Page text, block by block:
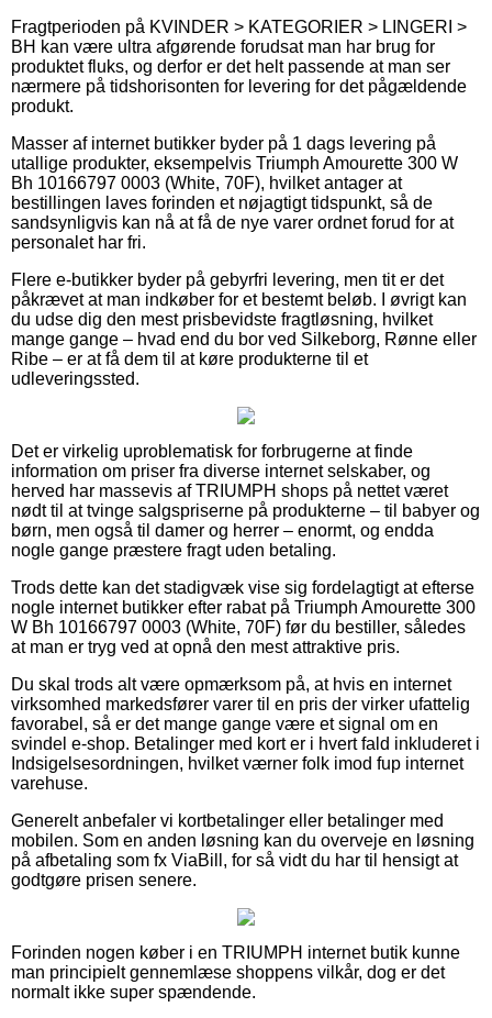
Fragtperioden på KVINDER > KATEGORIER > LINGERI >
BH kan være ultra afgørende forudsat man har brug for
produktet fluks, og derfor er det helt passende at man ser
nærmere på tidshorisonten for levering for det pågældende
produkt.
Masser af internet butikker byder på 1 dags levering på
utallige produkter, eksempelvis Triumph Amourette 300 W
Bh 10166797 0003 (White, 70F), hvilket antager at
bestillingen laves forinden et nøjagtigt tidspunkt, så de
sandsynligvis kan nå at få de nye varer ordnet forud for at
personalet har fri.
Flere e-butikker byder på gebyrfri levering, men tit er det
påkrævet at man indkøber for et bestemt beløb. I øvrigt kan
du udse dig den mest prisbevidste fragtløsning, hvilket
mange gange – hvad end du bor ved Silkeborg, Rønne eller
Ribe – er at få dem til at køre produkterne til et
udleveringssted.
Det er virkelig uproblematisk for forbrugerne at finde
information om priser fra diverse internet selskaber, og
herved har massevis af TRIUMPH shops på nettet været
nødt til at tvinge salgspriserne på produkterne – til babyer og
børn, men også til damer og herrer – enormt, og endda
nogle gange præstere fragt uden betaling.
Trods dette kan det stadigvæk vise sig fordelagtigt at efterse
nogle internet butikker efter rabat på Triumph Amourette 300
W Bh 10166797 0003 (White, 70F) før du bestiller, således
at man er tryg ved at opnå den mest attraktive pris.
Du skal trods alt være opmærksom på, at hvis en internet
virksomhed markedsfører varer til en pris der virker ufattelig
favorabel, så er det mange gange være et signal om en
svindel e-shop. Betalinger med kort er i hvert fald inkluderet i
Indsigelsesordningen, hvilket værner folk imod fup internet
varehuse.
Generelt anbefaler vi kortbetalinger eller betalinger med
mobilen. Som en anden løsning kan du overveje en løsning
på afbetaling som fx ViaBill, for så vidt du har til hensigt at
godtgøre prisen senere.
Forinden nogen køber i en TRIUMPH internet butik kunne
man principielt gennemlæse shoppens vilkår, dog er det
normalt ikke super spændende.